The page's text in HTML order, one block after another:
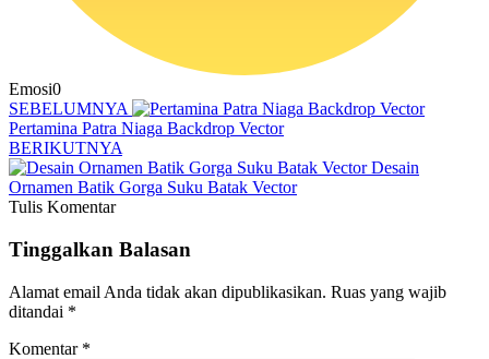
Emosi0
SEBELUMNYA
Pertamina Patra Niaga Backdrop Vector
BERIKUTNYA
Desain
Ornamen Batik Gorga Suku Batak Vector
Tulis Komentar
Tinggalkan Balasan
Alamat email Anda tidak akan dipublikasikan. Ruas yang wajib
ditandai *
Komentar *